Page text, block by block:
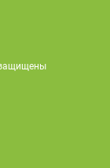
защищены